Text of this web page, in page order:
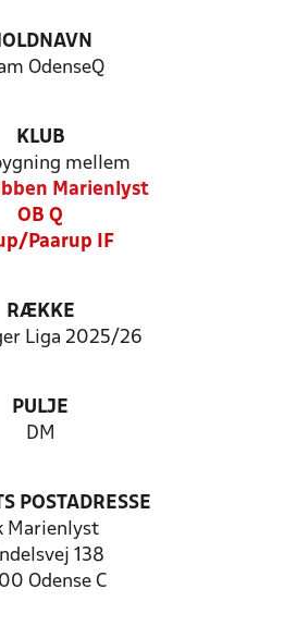
OdenseQ
KLUB
mellem
Marienlyst
OB Q
Paarup IF
RÆKKE
Liga 2025/26
PULJE
DM
POSTADRESSE
Marienlyst
138
Odense C